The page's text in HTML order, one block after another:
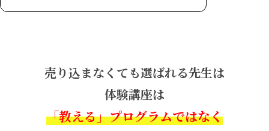
売り込まなくても選ばれる先生は
体験講座は
「教える」プログラムではなく